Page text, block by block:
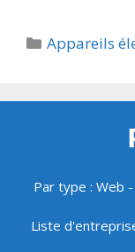
Catégories
Appareils
Par type : Web -
Liste